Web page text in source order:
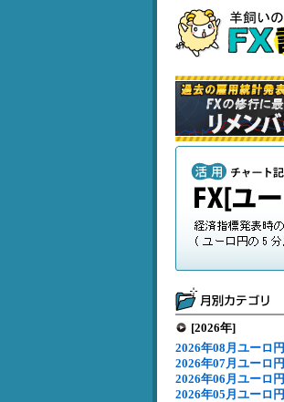
[2026年]
2026年08月ユーロ円
2026年07月ユーロ円
2026年06月ユーロ円
2026年05月ユーロ円